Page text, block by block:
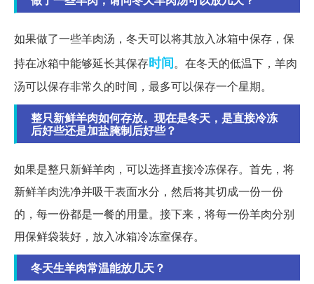
如果做了一些羊肉汤，冬天可以将其放入冰箱中保存，保
持在冰箱中能够延长其保存时间。在冬天的低温下，羊肉
汤可以保存非常久的时间，最多可以保存一个星期。
整只新鲜羊肉如何存放。现在是冬天，是直接冷冻
后好些还是加盐腌制后好些？
如果是整只新鲜羊肉，可以选择直接冷冻保存。首先，将
新鲜羊肉洗净并吸干表面水分，然后将其切成一份一份
的，每一份都是一餐的用量。接下来，将每一份羊肉分别
用保鲜袋装好，放入冰箱冷冻室保存。
冬天生羊肉常温能放几天？